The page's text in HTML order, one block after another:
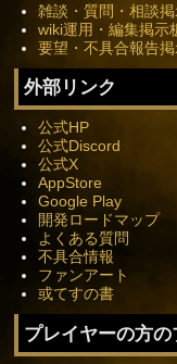
雑談・質問・相談掲
wiki運用・編集掲示
要望・不具合報告掲
外部リンク
公式HP
公式Discord
公式X
AppStore
Google Play
開発ロードマップ
よくある質問
不具合情報
ファンアート
或てすの書
プレイヤーの方の